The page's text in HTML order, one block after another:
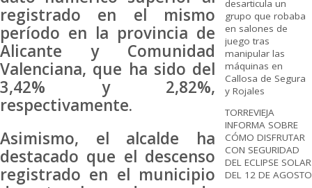
registrado en el mismo
período en la provincia de
Alicante y Comunidad
Valenciana, que ha sido del
3,42% y 2,82%,
respectivamente.
Asimismo, el alcalde ha
destacado que el descenso
registrado en el municipio
desarticula un
grupo que robaba
en salones de
juego tras
manipular las
máquinas en
Callosa de Segura
y Rojales
TORREVIEJA
INFORMA SOBRE
CÓMO DISFRUTAR
CON SEGURIDAD
DEL ECLIPSE SOLAR
DEL 12 DE AGOSTO